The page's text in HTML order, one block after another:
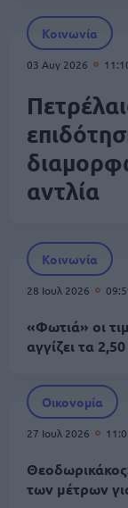
Κοινωνία
03 Αυγ 2026
αντλία
Κοινωνία
28 Ιουλ 2026
«Φωτιά» οι
αγγίζει τα
Οικονομία
27 Ιουλ 2026
των μέτρων